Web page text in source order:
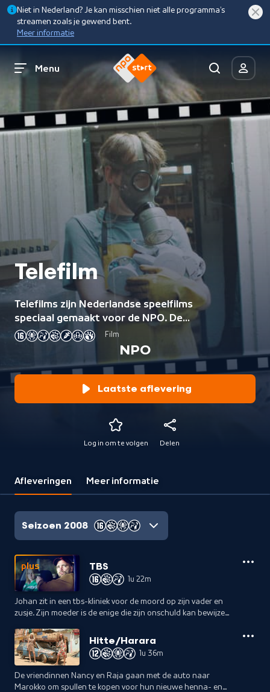
Niet in Nederland? Je kan misschien niet alle programma’s
streamen zoals je gewend bent.
Meer informatie
Menu
Telefilm
Telefilms zijn Nederlandse speelfilms
speciaal gemaakt voor de NPO. De
films behandelen actuele
maatschappelijke thema’s.
Film
NPO
Laatste aflevering
Log in om te volgen Delen
Afleveringen Meer informatie
Seizoen 2008
plus TBS
1u 22m
Johan zit in een tbs-kliniek voor de moord op zijn vader en
zusje. Zijn moeder is de enige die zijn onschuld kan bewijzen.
zijn moeder.
Hitte/Harara
1u 36m
De vriendinnen Nancy en Raja gaan met de auto naar
Marokko om spullen te kopen voor hun nieuwe henna- en